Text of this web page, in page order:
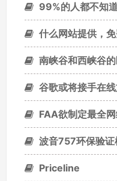
99%的人都不知道
什么网站提供，免费图
南峡谷和西峡谷的
谷歌或将接手在
FAA欲制定最全网络
波音757环保验证机用
Priceline